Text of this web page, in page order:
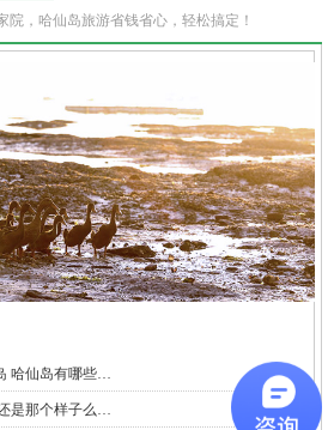
院，哈仙岛旅游省钱省心，轻松搞定！
哈仙岛有哪些…
是那个样子么…